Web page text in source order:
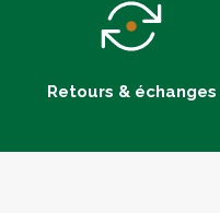
Retours & échanges